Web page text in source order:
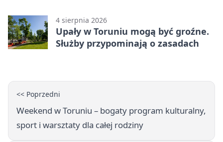
4 sierpnia 2026
Upały w Toruniu mogą być groźne.
Służby przypominają o zasadach
<< Poprzedni
Weekend w Toruniu – bogaty program kulturalny,
sport i warsztaty dla całej rodziny